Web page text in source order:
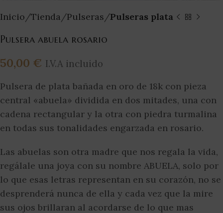
Inicio Tienda Pulseras Pulseras plata
Pulsera abuela rosario
50,00 € I.V.A incluido
Pulsera de plata bañada en oro de 18k con pieza
central «abuela» dividida en dos mitades, una con
cadena rectangular y la otra con piedra turmalina
en todas sus tonalidades engarzada en rosario.
Las abuelas son otra madre que nos regala la vida,
regálale una joya con su nombre ABUELA, solo por
lo que esas letras representan en su corazón, no se
desprenderá nunca de ella y cada vez que la mire
sus ojos brillaran al acordarse de lo que mas